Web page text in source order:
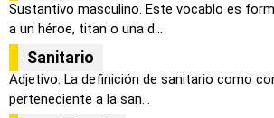
Sustantivo masculino. Este vocablo es
a un héroe, titan o una d...
Sanitario
Adjetivo. La definición de sanitario como
perteneciente a la san...